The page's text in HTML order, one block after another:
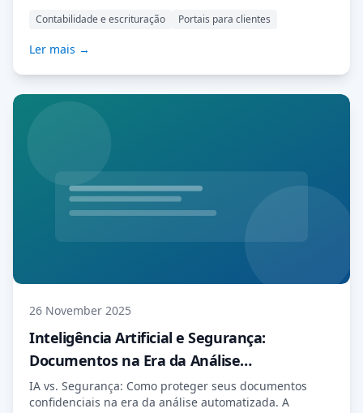
organizado, profissional e eficiente.
Contabilidade e escrituração Portais para clientes
Ler mais →
26 November 2025
Inteligência Artificial e Segurança:
Documentos na Era da Análise
Automatizada
IA vs. Segurança: Como proteger seus documentos
confidenciais na era da análise automatizada. A